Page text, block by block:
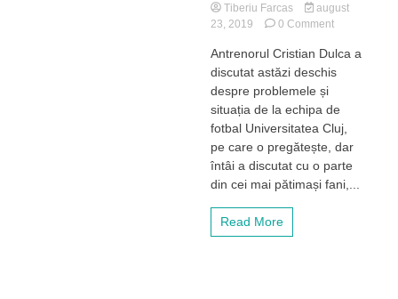
Tiberiu Farcas
august
23, 2019
0 Commenton
”U”
Cluj,
a
pus
o
presiune,
Antrenorul Cristian Dulca a
discutat astăzi deschis
despre problemele și
situația de la echipa de
fotbal Universitatea Cluj,
pe care o pregătește, dar
întâi a discutat cu o parte
din cei mai pătimași fani,...
Read More